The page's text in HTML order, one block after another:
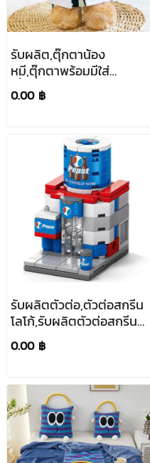
รับผลิต,ตุ๊กตาน้อง
หมี,ตุ๊กตาพร้อมมีใส่
เสื้อ,ตุ๊กตาหมีสกรีน
โลโก้,ตุ๊กตาหมีของ
หมี,ของขวัญ,ของ
แจก,30cm
0.00 ฿
รับผลิตตัวต่อ,ตัวต่อสกรีน
โลโก้,รับผลิตตัวต่อสกรีน
โลโก้
0.00 ฿